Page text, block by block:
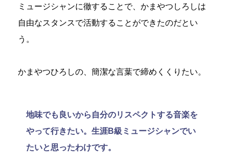
ミュージシャンに徹することで、かまやつしろしは
自由なスタンスで活動することができたのだとい
う。
かまやつひろしの、簡潔な言葉で締めくくりたい。
地味でも良いから自分のリスペクトする音楽を
やって行きたい。生涯B級ミュージシャンでい
たいと思ったわけです。